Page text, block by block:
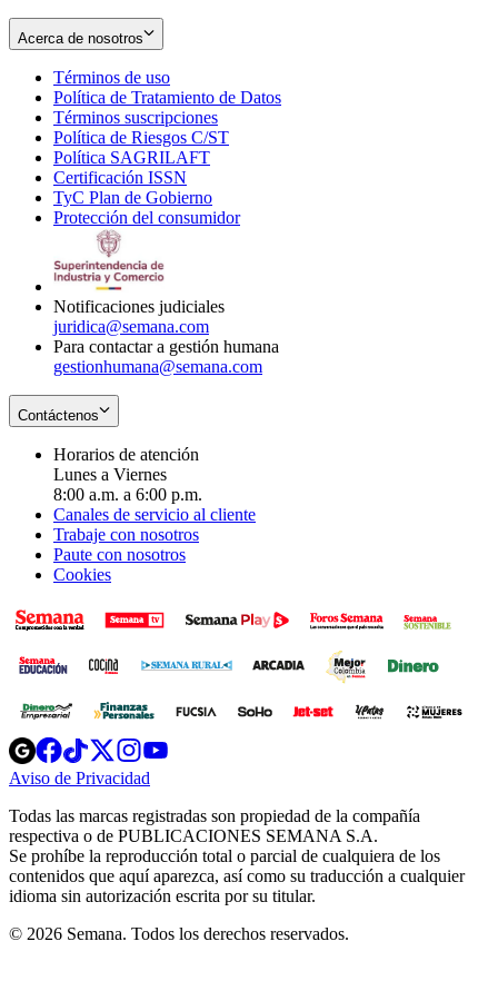
Acerca de nosotros
Términos de uso
in
new
window
Política de Tratamiento de Datos
Términos suscripciones
in
Política de Riesgos C/ST
Política SAGRILAFT
new
window
Certificación ISSN
in
new
TyC Plan de Gobierno
in
Protección del consumidorOpens
Notificaciones judiciales
juridica@semana.com
Para contactar a gestión humana
gestionhumana@semana.com
Contáctenos
Horarios de atención
Lunes a Viernes
8:00 a.m. a 6:00 p.m.
Canales de servicio al cliente
Trabaje con nosotros
Paute con nosotros
Cookies
Opens
in
new
Opens
in
new
Opens
in
new
window
Opens
new
windowwindow
Aviso de Privacidad
new
window
Todas las marcas registradas son propiedad de la compañía
respectiva o de PUBLICACIONES SEMANA S.A.
Se prohíbe la reproducción total o parcial de cualquiera de los
contenidos que aquí aparezca, así como su traducción a cualquier
idioma sin autorización escrita por su titular.
© 2026 Semana. Todos los derechos reservados.